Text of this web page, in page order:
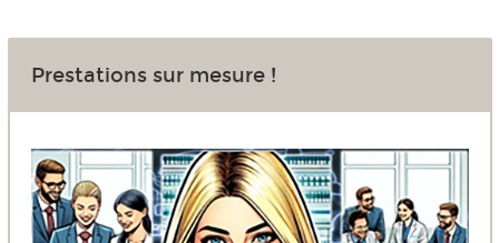
Prestations sur mesure !